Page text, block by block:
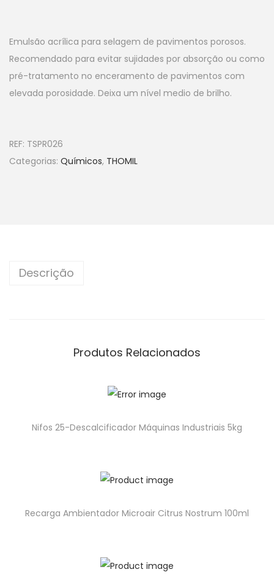
Emulsão acrílica para selagem de pavimentos porosos.
Recomendado para evitar sujidades por absorção ou como
pré-tratamento no enceramento de pavimentos com
elevada porosidade. Deixa um nível medio de brilho.
REF: TSPR026
Categorias: Químicos, THOMIL
Descrição
Produtos Relacionados
Nifos 25-Descalcificador Máquinas Industriais 5kg
Recarga Ambientador Microair Citrus Nostrum 100ml